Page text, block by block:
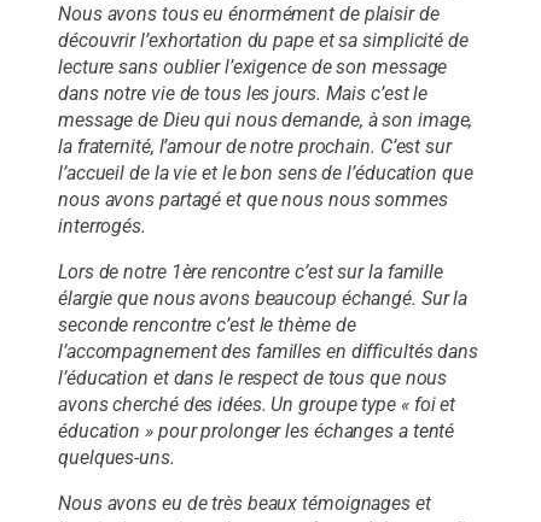
Nous avons tous eu énormément de plaisir de
découvrir l’exhortation du pape et sa simplicité de
lecture sans oublier l’exigence de son message
dans notre vie de tous les jours. Mais c’est le
message de Dieu qui nous demande, à son image,
la fraternité, l’amour de notre prochain. C’est sur
l’accueil de la vie et le bon sens de l’éducation que
nous avons partagé et que nous nous sommes
interrogés.
Lors de notre 1ère rencontre c’est sur la famille
élargie que nous avons beaucoup échangé. Sur la
seconde rencontre c’est le thème de
l’accompagnement des familles en difficultés dans
l’éducation et dans le respect de tous que nous
avons cherché des idées. Un groupe type « foi et
éducation » pour prolonger les échanges a tenté
quelques-uns.
Nous avons eu de très beaux témoignages et